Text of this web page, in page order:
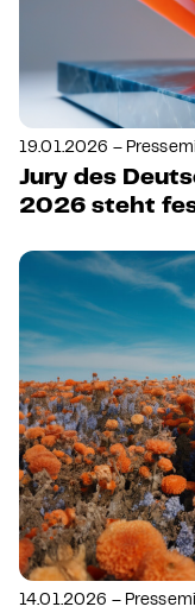
19.01.2026 –
Jury des
2026 steht
14.01.2026 –